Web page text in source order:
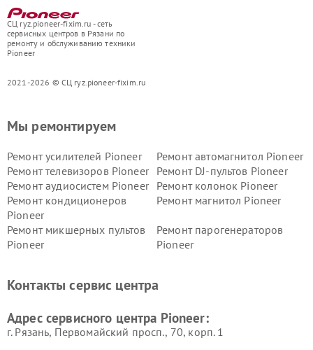
СЦ ryz.pioneer-fixim.ru - сеть
сервисных центров в Рязани по
ремонту и обслуживанию техники
Pioneer
2021-2026 © СЦ ryz.pioneer-fixim.ru
Мы ремонтируем
Ремонт усилителей Pioneer
Ремонт автомагнитол Pioneer
Ремонт телевизоров Pioneer
Ремонт DJ-пультов Pioneer
Ремонт аудиосистем Pioneer
Ремонт колонок Pioneer
Ремонт кондиционеров
Pioneer
Ремонт магнитол Pioneer
Ремонт микшерных пультов
Pioneer
Ремонт парогенераторов
Pioneer
Контакты сервис центра
Адрес сервисного центра Pioneer:
г. Рязань, Первомайский просп., 70, корп. 1